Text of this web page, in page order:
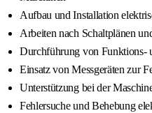
Aufbau und Installation
Arbeiten nach Schaltplänen
Durchführung von Funktions-
Einsatz von Messgeräten zur
Unterstützung bei der
Fehlersuche und Behebung